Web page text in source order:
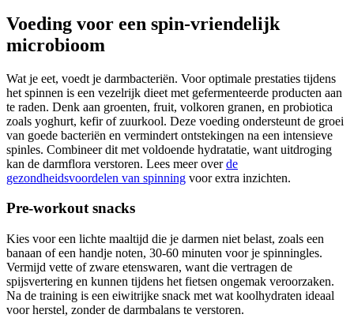
Voeding voor een spin-vriendelijk
microbioom
Wat je eet, voedt je darmbacteriën. Voor optimale prestaties tijdens
het spinnen is een vezelrijk dieet met gefermenteerde producten aan
te raden. Denk aan groenten, fruit, volkoren granen, en probiotica
zoals yoghurt, kefir of zuurkool. Deze voeding ondersteunt de groei
van goede bacteriën en vermindert ontstekingen na een intensieve
spinles. Combineer dit met voldoende hydratatie, want uitdroging
kan de darmflora verstoren. Lees meer overde
gezondheidsvoordelen van spinning voor extra inzichten.
Pre-workout snacks
Kies voor een lichte maaltijd die je darmen niet belast, zoals een
banaan of een handje noten, 30-60 minuten voor je spinningles.
Vermijd vette of zware etenswaren, want die vertragen de
spijsvertering en kunnen tijdens het fietsen ongemak veroorzaken.
Na de training is een eiwitrijke snack met wat koolhydraten ideaal
voor herstel, zonder de darmbalans te verstoren.